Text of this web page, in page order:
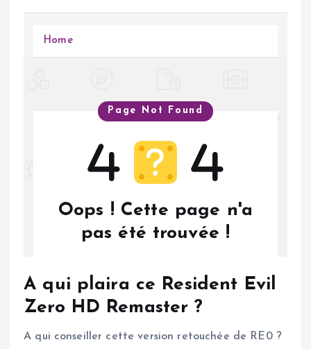
A qui plaira ce Resident Evil
Zero HD Remaster ?
A qui conseiller cette version retouchée de RE0 ?